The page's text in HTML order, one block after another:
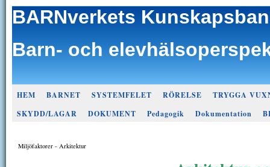
BARNverkets
Barn- och
HEM BARNET SYSTEMFELET RÖRELSE
TRYGGA
SKYDD/LAGAR
DOKUMENT Pedagogik Dokumentation
Miljöfaktorer - Arkitektur